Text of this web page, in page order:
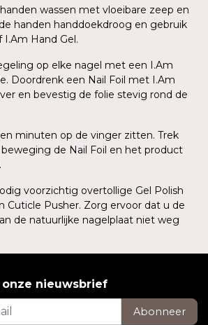
wassen met vloeibare zeep en
handen handdoekdroog en gebruik
I.Am Hand Gel.
op elke nagel met een I.Am
Doordrenk een Nail Foil met I.Am
en bevestig de folie stevig rond de
minuten op de vinger zitten. Trek
de Nail Foil en het product
voorzichtig overtollige Gel Polish
Cuticle Pusher. Zorg ervoor dat u de
de natuurlijke nagelplaat niet weg
nieuwsbrief
Abonneer